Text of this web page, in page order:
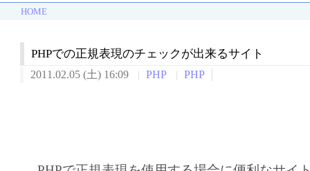
HOME
PHPでの正規表現のチェックが出来るサイト
2011.02.05 (土) 16:09 PHP PHP